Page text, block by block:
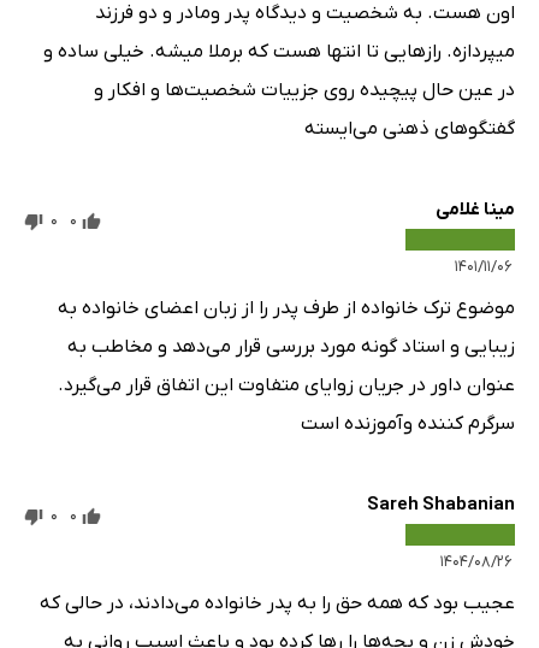
اون هست. به شخصیت و دیدگاه پدر ومادر و دو فرزند
میپردازه. رازهایی تا انتها هست که برملا میشه. خیلی ساده و
در عین حال پیچیده روی جزییات شخصیت‌ها و افکار و
گفتگوهای ذهنی می‌ایسته
مینا غلامی
۱۴۰۱/۱۱/۰۶
0
0
موضوع ترک خانواده از طرف پدر را از زبان اعضای خانواده به
زیبایی و استاد گونه مورد بررسی قرار می‌دهد و مخاطب به
عنوان داور در جریان زوایای متفاوت این اتفاق قرار می‌گیرد.
سرگرم کننده وآموزنده است
Sareh Shabanian
۱۴۰۴/۰۸/۲۶
0
0
عجیب بود که همه حق را به پدر خانواده می‌دادند، در حالی که
خودش زن و بچه‌ها را رها کرده بود و باعث اسیب روانی به